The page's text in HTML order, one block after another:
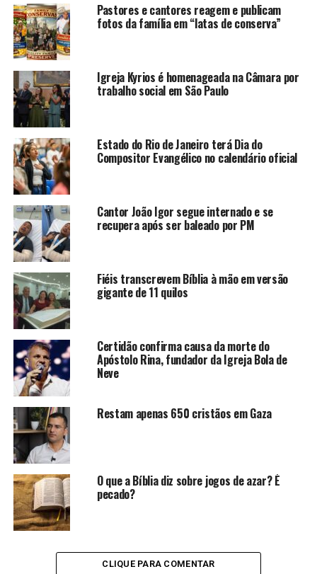
Pastores e cantores reagem e publicam
fotos da família em “latas de conserva”
Igreja Kyrios é homenageada na Câmara por
trabalho social em São Paulo
Estado do Rio de Janeiro terá Dia do
Compositor Evangélico no calendário oficial
Cantor João Igor segue internado e se
recupera após ser baleado por PM
Fiéis transcrevem Bíblia à mão em versão
gigante de 11 quilos
Certidão confirma causa da morte do
Apóstolo Rina, fundador da Igreja Bola de
Neve
Restam apenas 650 cristãos em Gaza
O que a Bíblia diz sobre jogos de azar? É
pecado?
CLIQUE PARA COMENTAR